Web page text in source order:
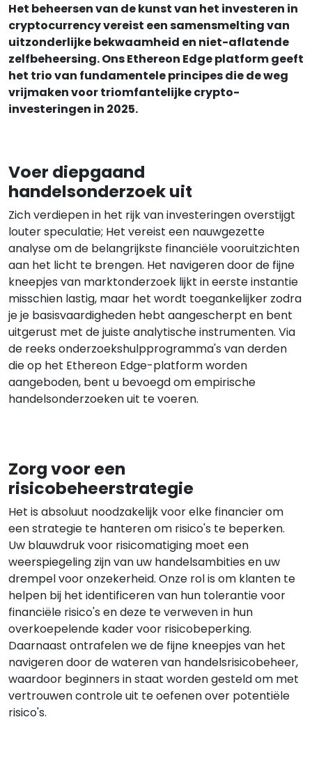
Het beheersen van de kunst van het investeren in
cryptocurrency vereist een samensmelting van
uitzonderlijke bekwaamheid en niet-aflatende
zelfbeheersing. Ons Ethereon Edge platform geeft
het trio van fundamentele principes die de weg
vrijmaken voor triomfantelijke crypto-
investeringen in 2025.
Voer diepgaand
handelsonderzoek uit
Zich verdiepen in het rijk van investeringen overstijgt
louter speculatie; Het vereist een nauwgezette
analyse om de belangrijkste financiële vooruitzichten
aan het licht te brengen. Het navigeren door de fijne
kneepjes van marktonderzoek lijkt in eerste instantie
misschien lastig, maar het wordt toegankelijker zodra
je je basisvaardigheden hebt aangescherpt en bent
uitgerust met de juiste analytische instrumenten. Via
de reeks onderzoekshulpprogramma's van derden
die op het Ethereon Edge-platform worden
aangeboden, bent u bevoegd om empirische
handelsonderzoeken uit te voeren.
Zorg voor een
risicobeheerstrategie
Het is absoluut noodzakelijk voor elke financier om
een strategie te hanteren om risico's te beperken.
Uw blauwdruk voor risicomatiging moet een
weerspiegeling zijn van uw handelsambities en uw
drempel voor onzekerheid. Onze rol is om klanten te
helpen bij het identificeren van hun tolerantie voor
financiële risico's en deze te verweven in hun
overkoepelende kader voor risicobeperking.
Daarnaast ontrafelen we de fijne kneepjes van het
navigeren door de wateren van handelsrisicobeheer,
waardoor beginners in staat worden gesteld om met
vertrouwen controle uit te oefenen over potentiële
risico's.